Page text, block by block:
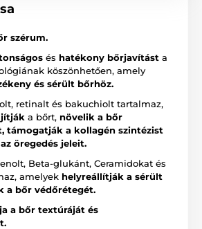
szérum.
és hatékony bőrjavítást a
köszönhetően, amely
és sérült bőrhöz.
retinalt és bakuchiolt tartalmaz,
a bőrt, növelik a bőr
támogatják a kollagén szintézist
öregedés jeleit.
Beta-glukánt, Ceramidokat és
amelyek helyreállítják a sérült
a bőr védőrétegét.
a bőr textúráját és